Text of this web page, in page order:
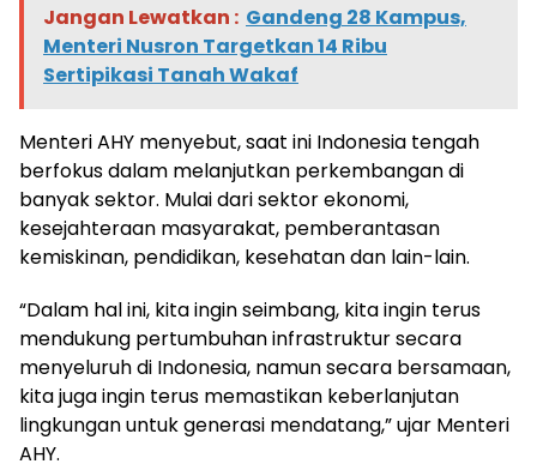
Jangan Lewatkan : Gandeng 28 Kampus,
Menteri Nusron Targetkan 14 Ribu
Sertipikasi Tanah Wakaf
Menteri AHY menyebut, saat ini Indonesia tengah
berfokus dalam melanjutkan perkembangan di
banyak sektor. Mulai dari sektor ekonomi,
kesejahteraan masyarakat, pemberantasan
kemiskinan, pendidikan, kesehatan dan lain-lain.
“Dalam hal ini, kita ingin seimbang, kita ingin terus
mendukung pertumbuhan infrastruktur secara
menyeluruh di Indonesia, namun secara bersamaan,
kita juga ingin terus memastikan keberlanjutan
lingkungan untuk generasi mendatang,” ujar Menteri
AHY.